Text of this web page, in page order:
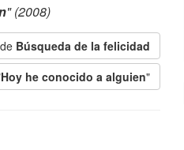
" (2008)
Búsqueda de la felicidad
Hoy he conocido a alguien"